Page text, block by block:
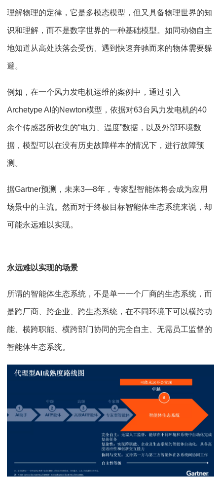
理解物理的定律，它是多模态模型，但又具备物理世界的知
识和理解，而不是数字世界的一种基础模型。如同动物自主
地知道从高处跌落会受伤、遇到快速奔驰而来的物体需要躲
避。
例如，在一个风力发电机运维的案例中，通过引入
Archetype AI的Newton模型，依据对63台风力发电机的40
余个传感器所收集的“电力、温度”数据，以及外部环境数
据，模型可以在没有历史故障样本的情况下，进行故障预
测。
据Gartner预测，未来3—8年，专家型智能体将会成为应用
场景中的主流。然而对于终极目标智能体生态系统来说，却
可能永远难以实现。
永远难以实现的场景
所谓的智能体生态系统，不是单一一个厂商的生态系统，而
是跨厂商、跨企业、跨生态系统，在不同环境下可以横跨功
能、横跨职能、横跨部门协同的完全自主、无需员工监督的
智能体生态系统。